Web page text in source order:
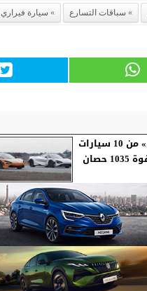
سباقات التسارع سيارة فيراري F8
«ماكلارين سبيدتايل» من 10 سيارات